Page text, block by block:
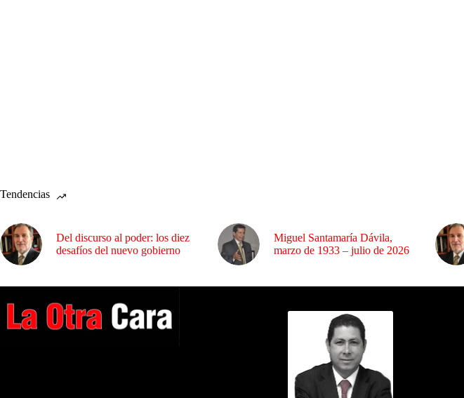
Tendencias
Del discurso al poder: los diez
desafíos del nuevo gobierno
Miguel Santamaría Dávila,
marzo de 1933 – julio de 2026